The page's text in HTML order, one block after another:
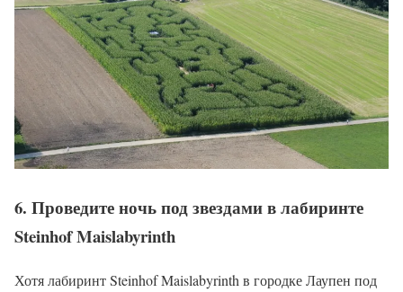
6. Проведите ночь под звездами в лабиринте
Steinhof Maislabyrinth
Хотя лабиринт Steinhof Maislabyrinth в городке Лаупен под